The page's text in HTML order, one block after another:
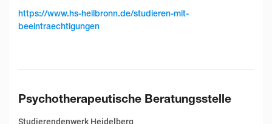
https://www.hs-heilbronn.de/studieren-mit-
beeintraechtigungen
Psychotherapeutische Beratungsstelle
Studierendenwerk Heidelberg